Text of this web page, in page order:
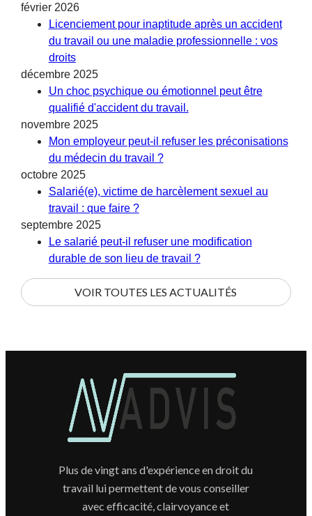
février 2026
Licenciement pour inaptitude après un accident
du travail ou une maladie professionnelle : vos
droits
décembre 2025
Un choc psychique ou émotionnel peut être
qualifié d'accident du travail.
novembre 2025
Mon employeur peut-il refuser les préconisations
du médecin du travail ?
octobre 2025
Salarié(e), victime de harcèlement sexuel au
travail : que faire ?
septembre 2025
Le salarié peut-il refuser une modification
durable de son lieu de travail ?
VOIR TOUTES LES ACTUALITÉS
Plus de vingt ans d'expérience en droit du
travail lui permettent de vous conseiller
avec efficacité, clairvoyance et